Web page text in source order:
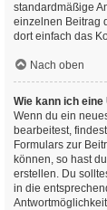
standardmäßige
einzelnen Beitrag
dort einfach das
Nach oben
Wie kann ich
Wenn du ein
bearbeitest,
Formulars zur
können, so hast
erstellen. Du
in die